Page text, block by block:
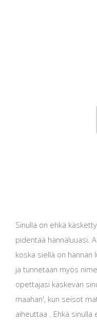
Sinulla on ehkä
pidentää hännäluuasi.
koska siellä on hännän
ja tunnetaan myös
opettajasi käskevän
maahan', kun seisot
aiheuttaa . Ehkä